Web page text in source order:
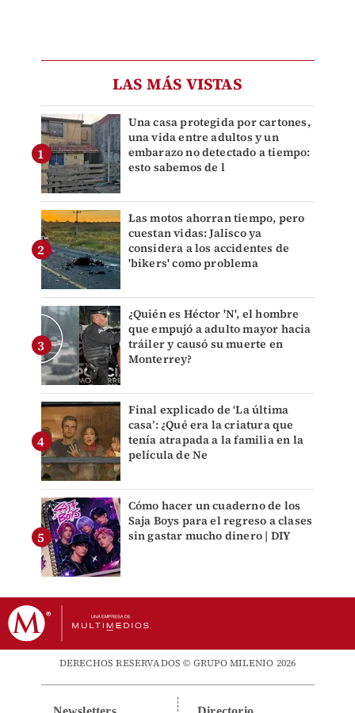
LAS MÁS VISTAS
Una casa protegida por cartones,
una vida entre adultos y un
embarazo no detectado a tiempo:
esto sabemos de l
Las motos ahorran tiempo, pero
cuestan vidas: Jalisco ya
considera a los accidentes de
'bikers' como problema
¿Quién es Héctor 'N', el hombre
que empujó a adulto mayor hacia
tráiler y causó su muerte en
Monterrey?
Final explicado de ‘La última
casa’: ¿Qué era la criatura que
tenía atrapada a la familia en la
película de Ne
Cómo hacer un cuaderno de los
Saja Boys para el regreso a clases
sin gastar mucho dinero | DIY
DERECHOS RESERVADOS © GRUPO MILENIO 2026